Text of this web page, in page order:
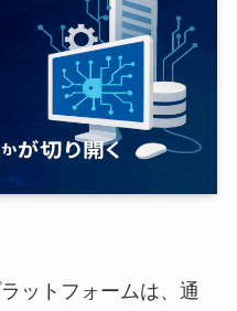
ットフォームは、通